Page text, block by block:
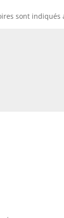
sont indiqués